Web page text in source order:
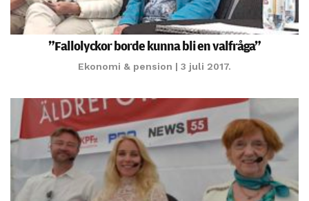
”Fallolyckor borde kunna bli en valfråga”
Ekonomi & pension | 3 juli 2017.